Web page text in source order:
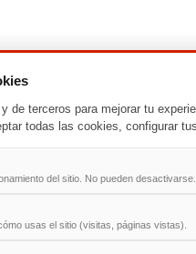
de terceros para mejorar tu
todas las cookies, configurar
del sitio. No pueden desactivarse.
usas el sitio (visitas, páginas vistas).